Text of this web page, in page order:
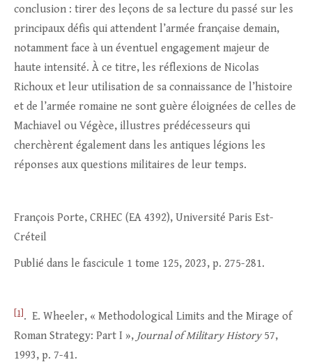
conclusion : tirer des leçons de sa lecture du passé sur les
principaux défis qui attendent l’armée française demain,
notamment face à un éventuel engagement majeur de
haute intensité. À ce titre, les réflexions de Nicolas
Richoux et leur utilisation de sa connaissance de l’histoire
et de l’armée romaine ne sont guère éloignées de celles de
Machiavel ou Végèce, illustres prédécesseurs qui
cherchèrent également dans les antiques légions les
réponses aux questions militaires de leur temps.
François Porte, CRHEC (EA 4392), Université Paris Est-
Créteil
Publié dans le fascicule 1 tome 125, 2023, p. 275-281.
[1] . E. Wheeler, « Methodological Limits and the Mirage of
Roman Strategy: Part I », Journal of Military History57,
1993, p. 7-41.